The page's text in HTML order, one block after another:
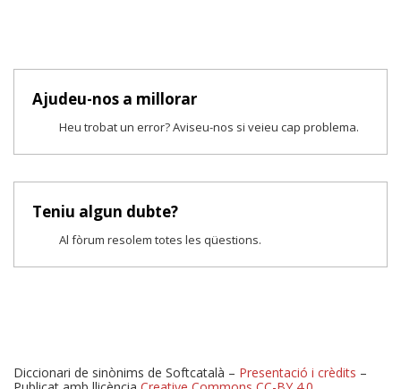
Ajudeu-nos a millorar
Heu trobat un error? Aviseu-nos si veieu cap problema.
Teniu algun dubte?
Al fòrum resolem totes les qüestions.
Diccionari de sinònims de Softcatalà – Presentació i crèdits –